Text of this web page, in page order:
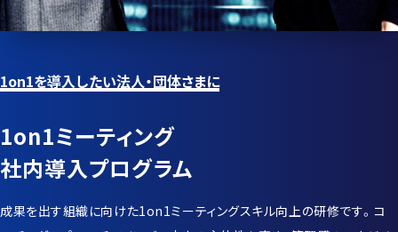
1on1を導入したい法人・団体さまに
1on1ミーティング
社内導入プログラム
成果を出す組織に向けた1on1ミーティングスキル向上の研修です。コ